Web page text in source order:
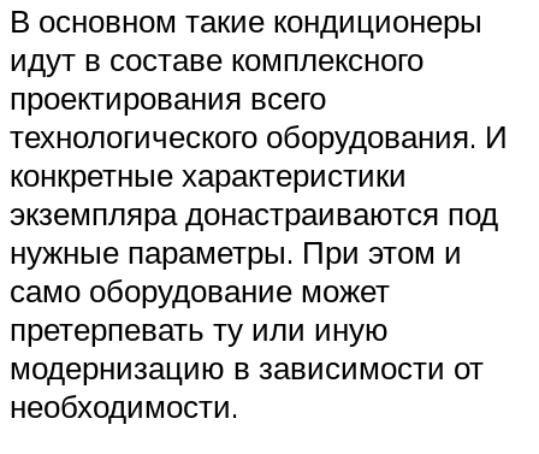
В основном такие кондиционеры
идут в составе комплексного
проектирования всего
технологического оборудования. И
конкретные характеристики
экземпляра донастраиваются под
нужные параметры. При этом и
само оборудование может
претерпевать ту или иную
модернизацию в зависимости от
необходимости.